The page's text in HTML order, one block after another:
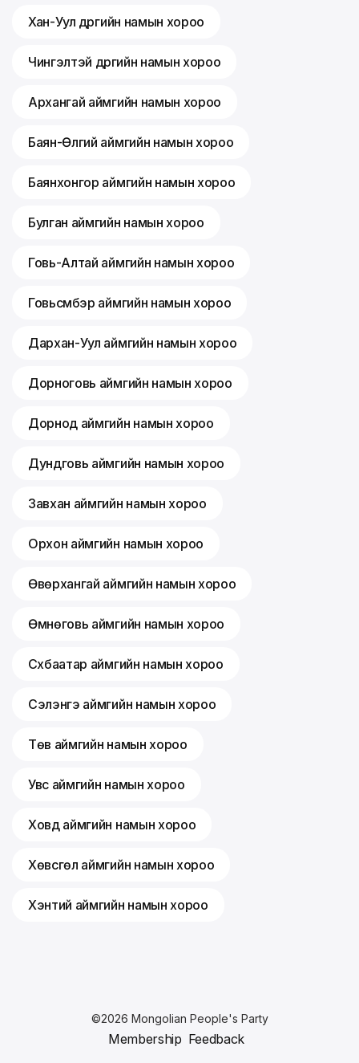
Хан-Уул дүүргийн намын хороо
Чингэлтэй дүүргийн намын хороо
Архангай аймгийн намын хороо
Баян-Өлгий аймгийн намын хороо
Баянхонгор аймгийн намын хороо
Булган аймгийн намын хороо
Говь-Алтай аймгийн намын хороо
Говьсүмбэр аймгийн намын хороо
Дархан-Уул аймгийн намын хороо
Дорноговь аймгийн намын хороо
Дорнод аймгийн намын хороо
Дундговь аймгийн намын хороо
Завхан аймгийн намын хороо
Орхон аймгийн намын хороо
Өвөрхангай аймгийн намын хороо
Өмнөговь аймгийн намын хороо
Сүхбаатар аймгийн намын хороо
Сэлэнгэ аймгийн намын хороо
Төв аймгийн намын хороо
Увс аймгийн намын хороо
Ховд аймгийн намын хороо
Хөвсгөл аймгийн намын хороо
Хэнтий аймгийн намын хороо
©2026 Mongolian People's Party
Membership Feedback